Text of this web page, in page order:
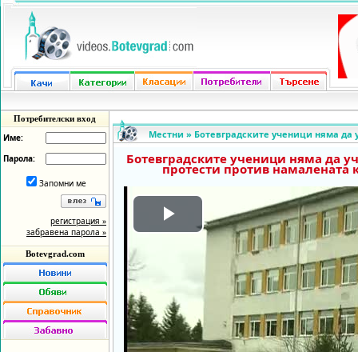
Потребителски вход
Име:
Парола:
Запомни ме
регистрация »
забравена парола »
Botevgrad.com
Местни » Ботевградските ученици няма да
Ботевградските ученици няма да
протести против намалената
Play